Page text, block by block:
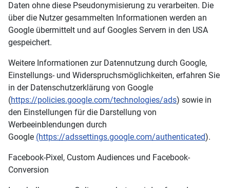
Daten ohne diese Pseudonymisierung zu verarbeiten. Die
über die Nutzer gesammelten Informationen werden an
Google übermittelt und auf Googles Servern in den USA
gespeichert.
Weitere Informationen zur Datennutzung durch Google,
Einstellungs- und Widerspruchsmöglichkeiten, erfahren Sie
in der Datenschutzerklärung von Google
(https://policies.google.com/technologies/ads) sowie in
den Einstellungen für die Darstellung von
Werbeeinblendungen durch
Google (https://adssettings.google.com/authenticated).
Facebook-Pixel, Custom Audiences und Facebook-
Conversion